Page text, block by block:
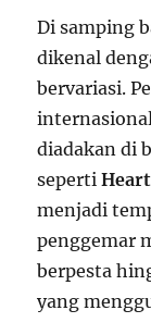
Di samping
dikenal
bervariasi.
diadakan di
seperti
menjadi
penggemar
berpesta
yang